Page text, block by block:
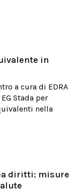
in
a cura di EDRA
Stada per
nella
diritti: misure